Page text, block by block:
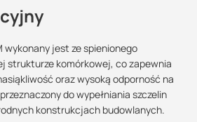
wykonany jest ze spienionego
strukturze komórkowej, co zapewnia
oraz wysoką odporność na
do wypełniania szczelin
konstrukcjach budowlanych.